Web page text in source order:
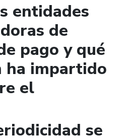
entidades
de
pago y qué
ha impartido
el
se